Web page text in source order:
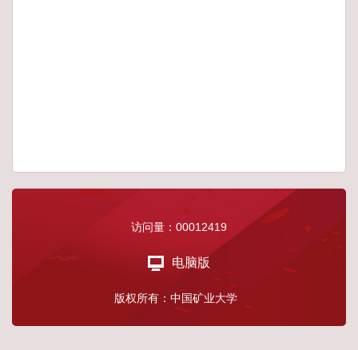
访问量： 00012419
电脑版
版权所有：中国矿业大学